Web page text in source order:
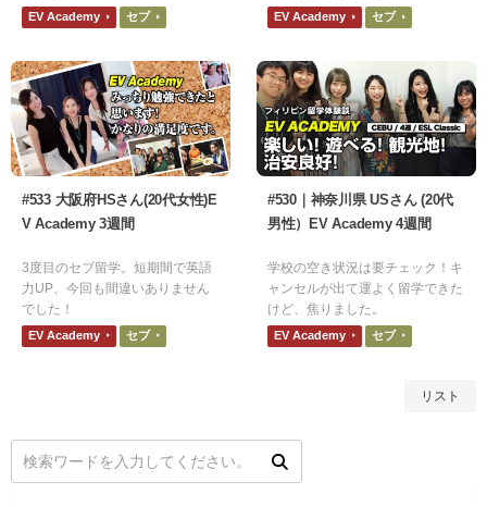
EV Academy セブ EV Academy セブ
#533 大阪府HSさん(20代女性)E
V Academy 3週間
3度目のセブ留学。短期間で英語
力UP、今回も間違いありません
でした！
EV Academy セブ
#530｜神奈川県 USさん (20代
男性）EV Academy 4週間
学校の空き状況は要チェック！キ
ャンセルが出て運よく留学できた
けど、焦りました。
EV Academy セブ
リスト